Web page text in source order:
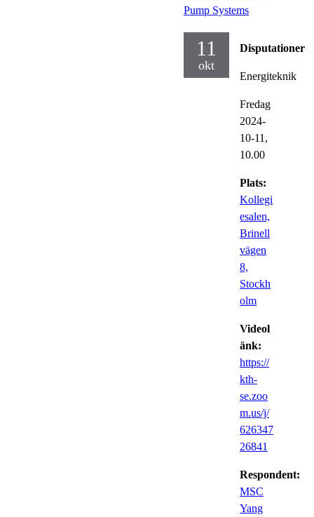
Pump Systems
11
okt
Disputationer
Energiteknik
Fredag
2024-
10-11,
10.00
Plats:
Kollegi
esalen,
Brinell
vägen
8,
Stockh
olm
Videol
änk:
https://
kth-
se.zoo
m.us/j/
626347
26841
Respondent:
MSC
Yang